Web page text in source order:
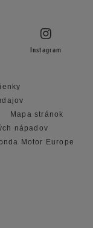
Instagram
Mapa stránok
nápadov
Motor Europe